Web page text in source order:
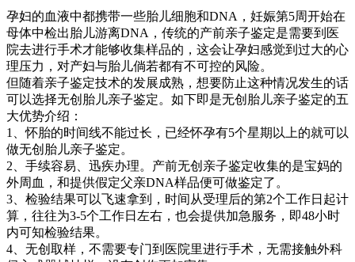
孕妇的血液中都携带一些胎儿细胞和DNA，妊娠第5周开始在
母体中检出胎儿游离DNA，传统的产前亲子鉴定是需要到医
院去进行手术才能够收集样品的，这会让孕妇感觉到过大的心
理压力，对产妇与胎儿倘若都有不可控的风险。
但随着亲子鉴定技术的发展成熟，想要防止这种情况发生的话
可以选择无创胎儿亲子鉴定。如下即是无创胎儿亲子鉴定的五
大优势介绍：
1、怀胎的时间线不能过长，已经怀孕有5个星期以上的就可以
做无创胎儿亲子鉴定。
2、手续容易、迅疾办理。产前无创亲子鉴定收集的是宝妈的
外周血，和提供假定父亲DNA样品便可做鉴定了。
3、检验结果可以飞速拿到，时间从受理后的第2个工作日起计
算，往往为3-5个工作日左右，也会提供加急服务，即48小时
内可知检验结果。
4、无创取样，不需要专门到医院里进行手术，无需接触外科